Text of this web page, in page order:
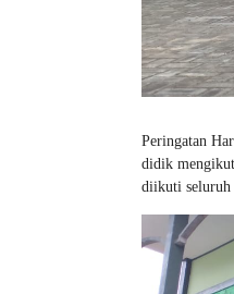
Peringatan
didik
diikuti seluruh